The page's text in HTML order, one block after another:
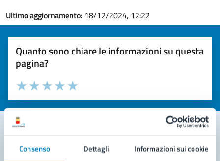
Consenso Dettagli Informazioni sui cookie
Ultimo aggiornamento: 18/12/2024, 12:22
Quanto sono chiare le informazioni su questa
pagina?
Valuta la chiarezza delle informazioni (da 1 a 5 stelle)
Seleziona il numero di stelle per valutare la chiarezza delle
Valuta 5 stelle su 5
Valuta 4 stelle su 5
Valuta 3 stelle su 5
Valuta 2 stelle su 5
Valuta 1 stelle su 5
Contatta il comune